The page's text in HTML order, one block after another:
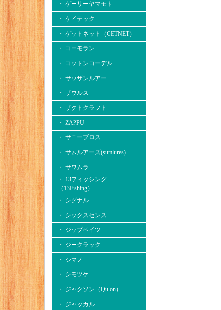
・ ゲーリーヤマモト
・ ケイテック
・ ゲットネット（GETNET）
・ コーモラン
・ コットンコーデル
・ サウザンルアー
・ ザウルス
・ ザクトクラフト
・ ZAPPU
・ サニーブロス
・ サムルアーズ(sumlures)
・ サワムラ
・ 13フィッシング
（13Fishing）
・ シグナル
・ シックスセンス
・ ジップベイツ
・ ジークラック
・ シマノ
・ シモツケ
・ ジャクソン（Qu-on）
・ ジャッカル